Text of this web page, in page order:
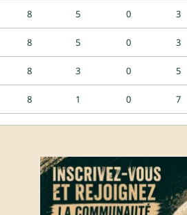
8 5 0 3
8 5 0 3
8 3 0 5
8 1 0 7